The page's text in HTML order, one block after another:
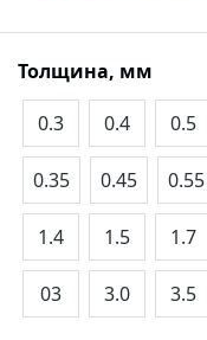
Толщина, мм
0.3
0.4 0.5
0.35 0.45 0.55
1.4 1.5 1.7
03 3.0 3.5